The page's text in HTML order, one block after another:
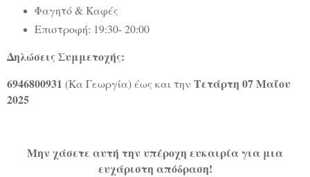
Φαγητό & Καφές
Επιστροφή: 19:30- 20:00
Δηλώσεις Συμμετοχής:
6946800931 (Κα Γεωργία) έως και την Τετάρτη 07 Μαΐου
2025
Μην χάσετε αυτή την υπέροχη ευκαιρία για μια
ευχάριστη απόδραση!